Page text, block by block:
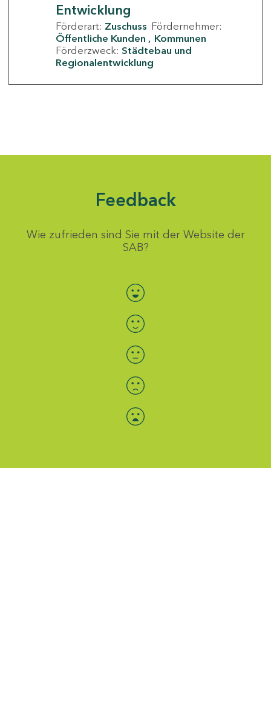
Entwicklung
Förderart: Zuschuss Fördernehmer:
Öffentliche Kunden
Kommunen
Förderzweck: Städtebau und
Regionalentwicklung
Feedback
Wie zufrieden sind Sie mit der Website der
SAB?
Bewertung auswählen